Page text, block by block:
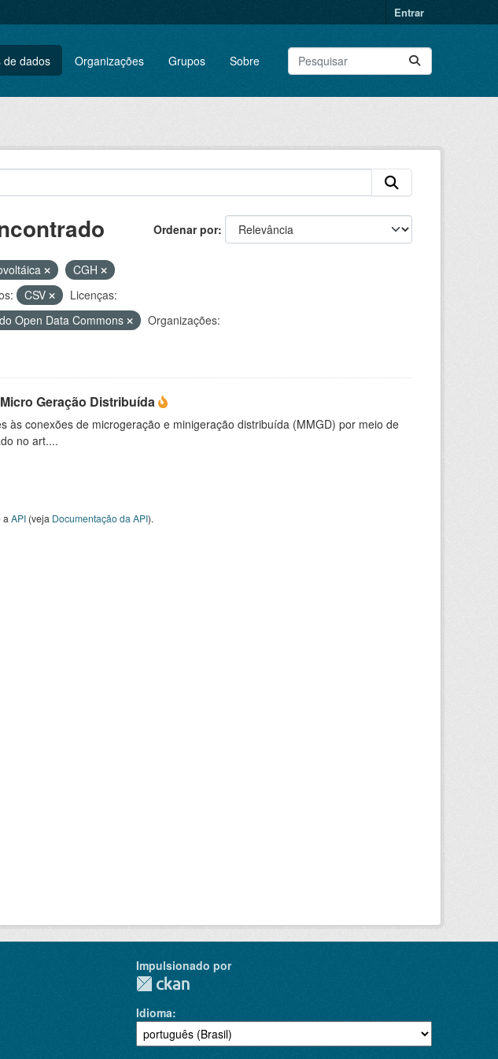
Entrar
de dados Organizações Grupos Sobre
Ordenar por
CGH
CSV
Licenças:
Open Data Commons
Organizações:
Geração Distribuída
às conexões de microgeração e minigeração distribuída (MMGD) por meio de
no art....
a API(veja Documentação da API).
Impulsionado por
Idioma